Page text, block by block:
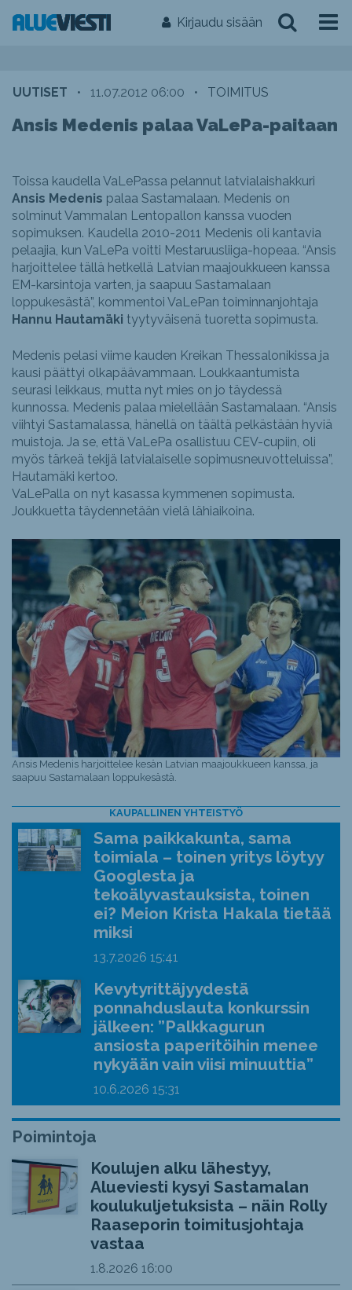
Kirjaudu sisään
UUTISET • 11.07.2012 06:00 • TOIMITUS
Ansis Medenis palaa VaLePa-paitaan
Toissa kaudella VaLePassa pelannut latvialaishakkuri
Ansis Medenis palaa Sastamalaan. Medenis on
solminut Vammalan Lentopallon kanssa vuoden
sopimuksen. Kaudella 2010-2011 Medenis oli kantavia
pelaajia, kun VaLePa voitti Mestaruusliiga-hopeaa. “Ansis
harjoittelee tällä hetkellä Latvian maajoukkueen kanssa
EM-karsintoja varten, ja saapuu Sastamalaan
loppukesästä”, kommentoi VaLePan toiminnanjohtaja
Hannu Hautamäki tyytyväisenä tuoretta sopimusta.
Medenis pelasi viime kauden Kreikan Thessalonikissa ja
kausi päättyi olkapäävammaan. Loukkaantumista
seurasi leikkaus, mutta nyt mies on jo täydessä
kunnossa. Medenis palaa mielellään Sastamalaan. “Ansis
viihtyi Sastamalassa, hänellä on täältä pelkästään hyviä
muistoja. Ja se, että VaLePa osallistuu CEV-cupiin, oli
myös tärkeä tekijä latvialaiselle sopimusneuvotteluissa”,
Hautamäki kertoo.
VaLePalla on nyt kasassa kymmenen sopimusta.
Joukkuetta täydennetään vielä lähiaikoina.
Ansis Medenis harjoittelee kesän Latvian maajoukkueen kanssa, ja
saapuu Sastamalaan loppukesästä.
KAUPALLINEN YHTEISTYÖ
Sama paikkakunta, sama
toimiala – toinen yritys löytyy
Googlesta ja
tekoälyvastauksista, toinen
ei? Meion Krista Hakala tietää
miksi
13.7.2026 15:41
Kevytyrittäjyydestä
ponnahduslauta konkurssin
jälkeen: ”Palkkagurun
ansiosta paperitöihin menee
nykyään vain viisi minuuttia”
10.6.2026 15:31
Poimintoja
Koulujen alku lähestyy,
Alueviesti kysyi Sastamalan
koulukuljetuksista – näin Rolly
Raaseporin toimitusjohtaja
vastaa
1.8.2026 16:00